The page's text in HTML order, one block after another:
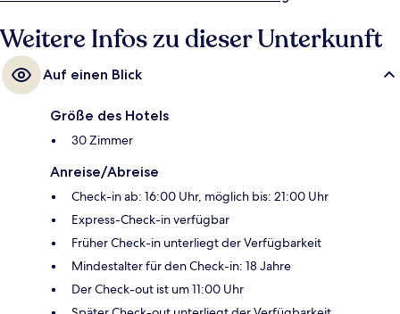
Weitere Infos zu dieser Unterkunft
Auf einen Blick
Größe des Hotels
30 Zimmer
Anreise/Abreise
Check-in ab: 16:00 Uhr, möglich bis: 21:00 Uhr
Express-Check-in verfügbar
Früher Check-in unterliegt der Verfügbarkeit
Mindestalter für den Check-in: 18 Jahre
Der Check-out ist um 11:00 Uhr